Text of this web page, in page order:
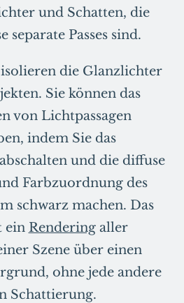
und Schatten, die
separate Passes sind.
die Glanzlichter
Sie können das
von Lichtpassagen
indem Sie das
und die diffuse
Farbzuordnung des
schwarz machen. Das
ein Renderingaller
Szene über einen
ohne jede andere
Schattierung.